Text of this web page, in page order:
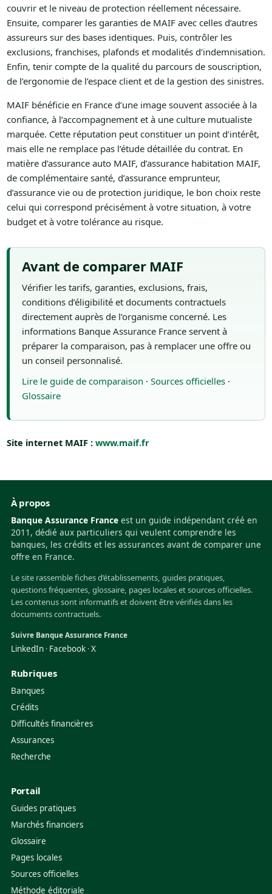
couvrir et le niveau de protection réellement nécessaire.
Ensuite, comparer les garanties de MAIF avec celles d’autres
assureurs sur des bases identiques. Puis, contrôler les
exclusions, franchises, plafonds et modalités d’indemnisation.
Enfin, tenir compte de la qualité du parcours de souscription,
de l’ergonomie de l’espace client et de la gestion des sinistres.
MAIF bénéficie en France d’une image souvent associée à la
confiance, à l’accompagnement et à une culture mutualiste
marquée. Cette réputation peut constituer un point d’intérêt,
mais elle ne remplace pas l’étude détaillée du contrat. En
matière d’assurance auto MAIF, d’assurance habitation MAIF,
de complémentaire santé, d’assurance emprunteur,
d’assurance vie ou de protection juridique, le bon choix reste
celui qui correspond précisément à votre situation, à votre
budget et à votre tolérance au risque.
Avant de comparer MAIF
Vérifier les tarifs, garanties, exclusions, frais,
conditions d’éligibilité et documents contractuels
directement auprès de l’organisme concerné. Les
informations Banque Assurance France servent à
préparer la comparaison, pas à remplacer une offre ou
un conseil personnalisé.
Lire le guide de comparaison · Sources officielles·
Glossaire
Site internet MAIF : www.maif.fr
À propos
Banque Assurance France est un guide indépendant créé en
2011, dédié aux particuliers qui veulent comprendre les
banques, les crédits et les assurances avant de comparer une
offre en France.
Le site rassemble fiches d’établissements, guides pratiques,
questions fréquentes, glossaire, pages locales et sources officielles.
Les contenus sont informatifs et doivent être vérifiés dans les
documents contractuels.
Suivre Banque Assurance France
LinkedIn · Facebook ·X
Rubriques
Banques
Crédits
Difficultés financières
Assurances
Recherche
Portail
Guides pratiques
Marchés financiers
Glossaire
Pages locales
Sources officielles
Méthode éditoriale